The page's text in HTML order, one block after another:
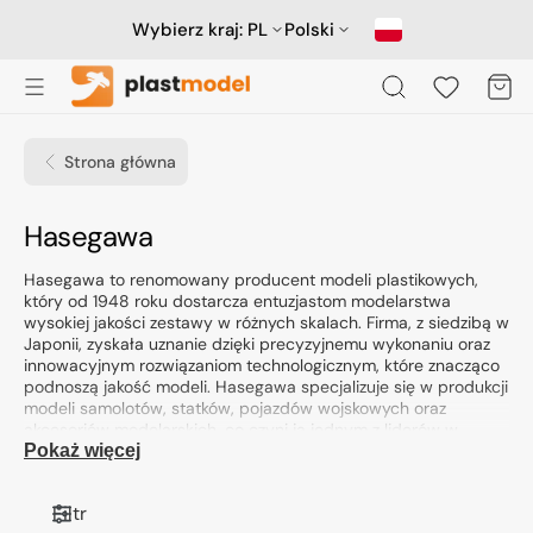
Wybierz kraj: PL Polski
Koszyk
Strona główna
Kolekcja:
Hasegawa
Hasegawa to renomowany producent modeli plastikowych,
który od 1948 roku dostarcza entuzjastom modelarstwa
wysokiej jakości zestawy w różnych skalach. Firma, z siedzibą w
Japonii, zyskała uznanie dzięki precyzyjnemu wykonaniu oraz
innowacyjnym rozwiązaniom technologicznym, które znacząco
podnoszą jakość modeli. Hasegawa specjalizuje się w produkcji
modeli samolotów, statków, pojazdów wojskowych oraz
akcesoriów modelarskich, co czyni ją jednym z liderów w
branży.
Pokaż więcej
Filtr